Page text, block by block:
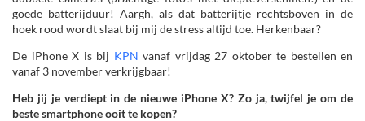
goede batterijduur! Aargh, als dat batterijtje rechtsboven in de
hoek rood wordt slaat bij mij de stress altijd toe. Herkenbaar?
De iPhone X is bij KPN vanaf vrijdag 27 oktober te bestellen en
vanaf 3 november verkrijgbaar!
Heb jij je verdiept in de nieuwe iPhone X? Zo ja, twijfel je om de
beste smartphone ooit te kopen?